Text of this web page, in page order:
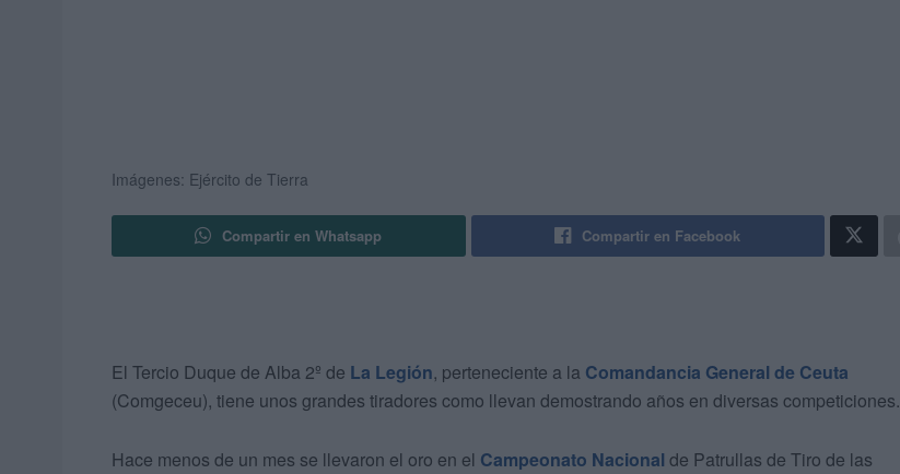
Imágenes: Ejército de Tierra
Compartir en Whatsapp Compartir en Facebook
El Tercio Duque de Alba 2º de La Legión, perteneciente a la Comandancia General de Ceuta
(Comgeceu), tiene unos grandes tiradores como llevan demostrando años en diversas competiciones.
Hace menos de un mes se llevaron el oro en el Campeonato Nacional de Patrullas de Tiro de las